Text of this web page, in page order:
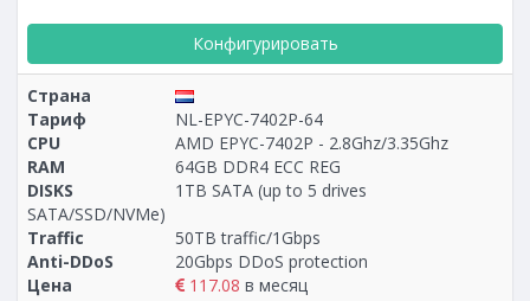
Конфигурировать
Страна
Тариф
NL-EPYC-7402P-64
CPU
AMD EPYC-7402P - 2.8Ghz/3.35Ghz
RAM
64GB DDR4 ECC REG
DISKS
1TB SATA (up to 5 drives
SATA/SSD/NVMe)
Traffic
50TB traffic/1Gbps
Anti-DDoS
20Gbps DDoS protection
Цена
117.08 в месяц